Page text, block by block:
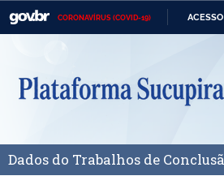
CORONAVÍRUS (COVID-19)
Casa Civil
Ministério da Defesa
Ministério da Economia
Dados do Trabalhos de